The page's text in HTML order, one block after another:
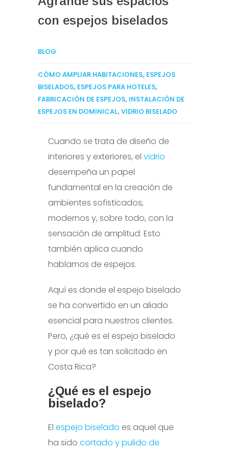
con espejos biselados
BLOG
CÓMO AMPLIAR HABITACIONES, ESPEJOS
BISELADOS, ESPEJOS PARA HOTELES,
FABRICACIÓN DE ESPEJOS, INSTALACIÓN DE
ESPEJOS EN DOMINICAL, VIDRIO BISELADO
Cuando se trata de diseño de
interiores y exteriores, el vidrio
desempeña un papel
fundamental en la creación de
ambientes sofisticados,
modernos y, sobre todo, con la
sensación de amplitud. Esto
también aplica cuando
hablamos de espejos.
Aquí es donde el espejo biselado
se ha convertido en un aliado
esencial para nuestros clientes.
Pero, ¿qué es el espejo biselado
y por qué es tan solicitado en
Costa Rica?
¿Qué es el espejo
biselado?
El espejo biselado es aquel que
ha sido cortado y pulido de